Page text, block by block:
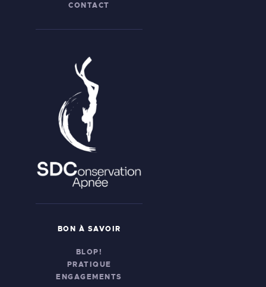
CONTACT
BON À SAVOIR
BLOP!
PRATIQUE
ENGAGEMENTS